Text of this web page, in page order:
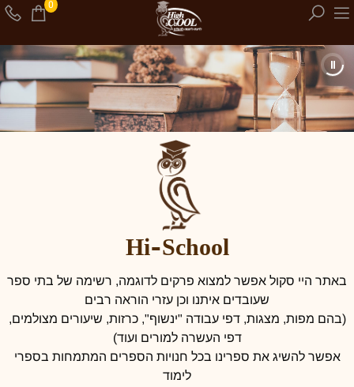
0
Hi-School
באתר היי סקול אפשר למצוא פרקים לדוגמה, רשימה של בתי ספר
שעובדים איתנו וכן עזרי הוראה רבים
(בהם מפות, מצגות, דפי עבודה "ינשוף", כרזות, שיעורים מצולמים,
דפי העשרה למורים ועוד)
אפשר להשיג את ספרינו בכל חנויות הספרים המתמחות בספרי
לימוד